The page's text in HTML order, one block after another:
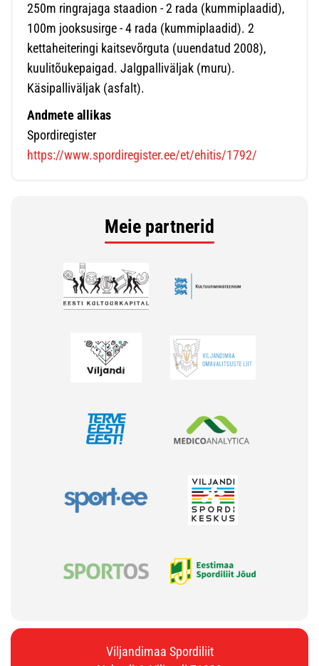
250m ringrajaga staadion - 2 rada (kummiplaadid),
100m jooksusirge - 4 rada (kummiplaadid). 2
kettaheiteringi kaitsevõrguta (uuendatud 2008),
kuulitõukepaigad. Jalgpalliväljak (muru).
Käsipalliväljak (asfalt).
Andmete allikas
Spordiregister
https://www.spordiregister.ee/et/ehitis/1792/
Meie partnerid
Viljandimaa Spordiliit